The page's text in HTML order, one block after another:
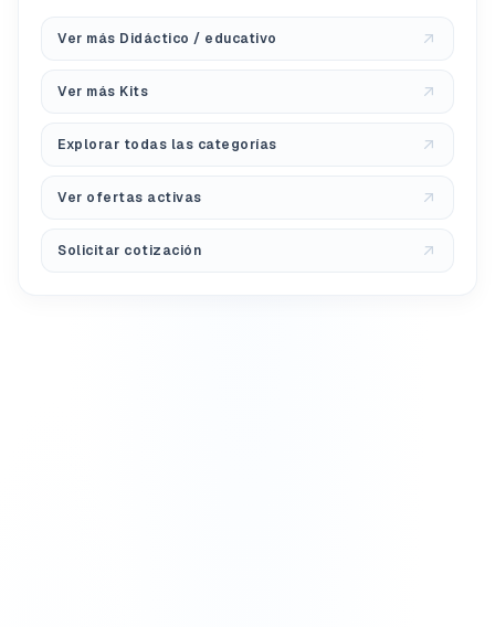
Ver más Didáctico / educativo
Ver más Kits
Explorar todas las categorías
Ver ofertas activas
Solicitar cotización